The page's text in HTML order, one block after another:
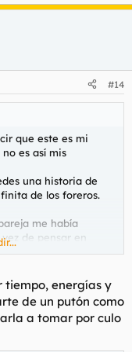
#14
que este es mi
es así mis
una historia de
de los foreros.
me había
de pensar en
de ella tirando de
4 experiencias en
que no me ponía
dispuesta a
tiempo, energías y
de un putón como
a tomar por culo